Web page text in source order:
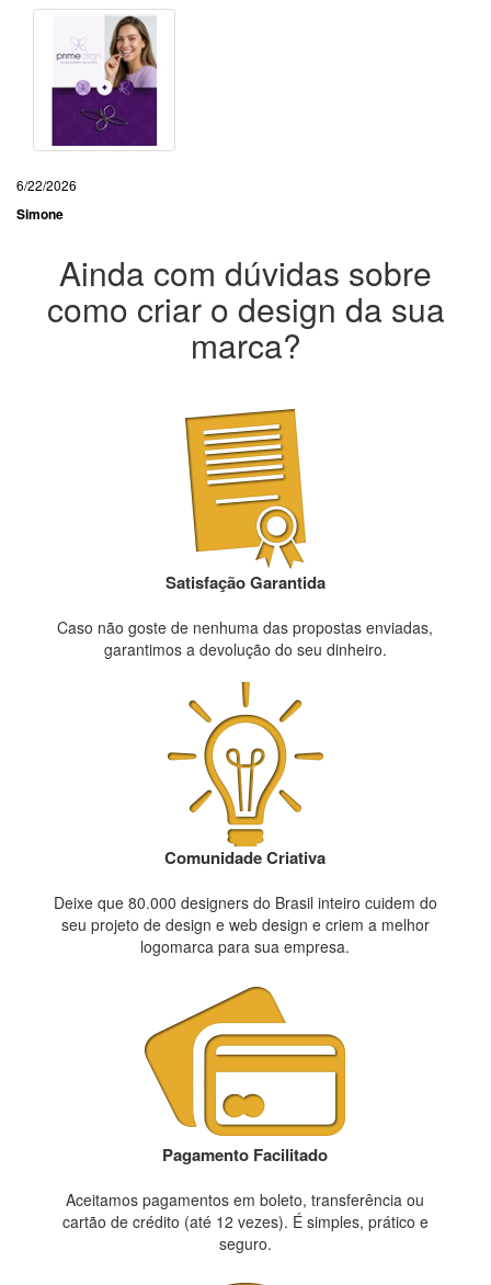
6/22/2026
Simone
Ainda com dúvidas sobre
como criar o design da sua
marca?
Satisfação Garantida
Caso não goste de nenhuma das propostas enviadas,
garantimos a devolução do seu dinheiro.
Comunidade Criativa
Deixe que 80.000 designers do Brasil inteiro cuidem do
seu projeto de design e web design e criem a melhor
logomarca para sua empresa.
Pagamento Facilitado
Aceitamos pagamentos em boleto, transferência ou
cartão de crédito (até 12 vezes). É simples, prático e
seguro.